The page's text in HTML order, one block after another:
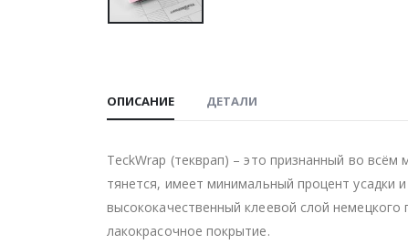
ОПИСАНИЕ ДЕТАЛИ
TeckWrap (текврап) – это признанный во
тянется, имеет минимальный процент усадки
высококачественный клеевой слой
лакокрасочное покрытие.